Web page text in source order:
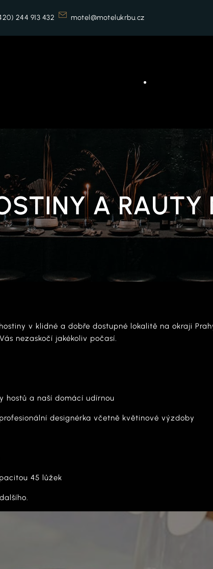
244 913 432 motel@motelukrbu.cz
A RAUTY
v klidné a dobře dostupné lokalitě na okraji
nezaskočí jakékoliv počasí.
hostů a naší domácí udírnou
designérka včetně květinové výzdoby
45 lůžek